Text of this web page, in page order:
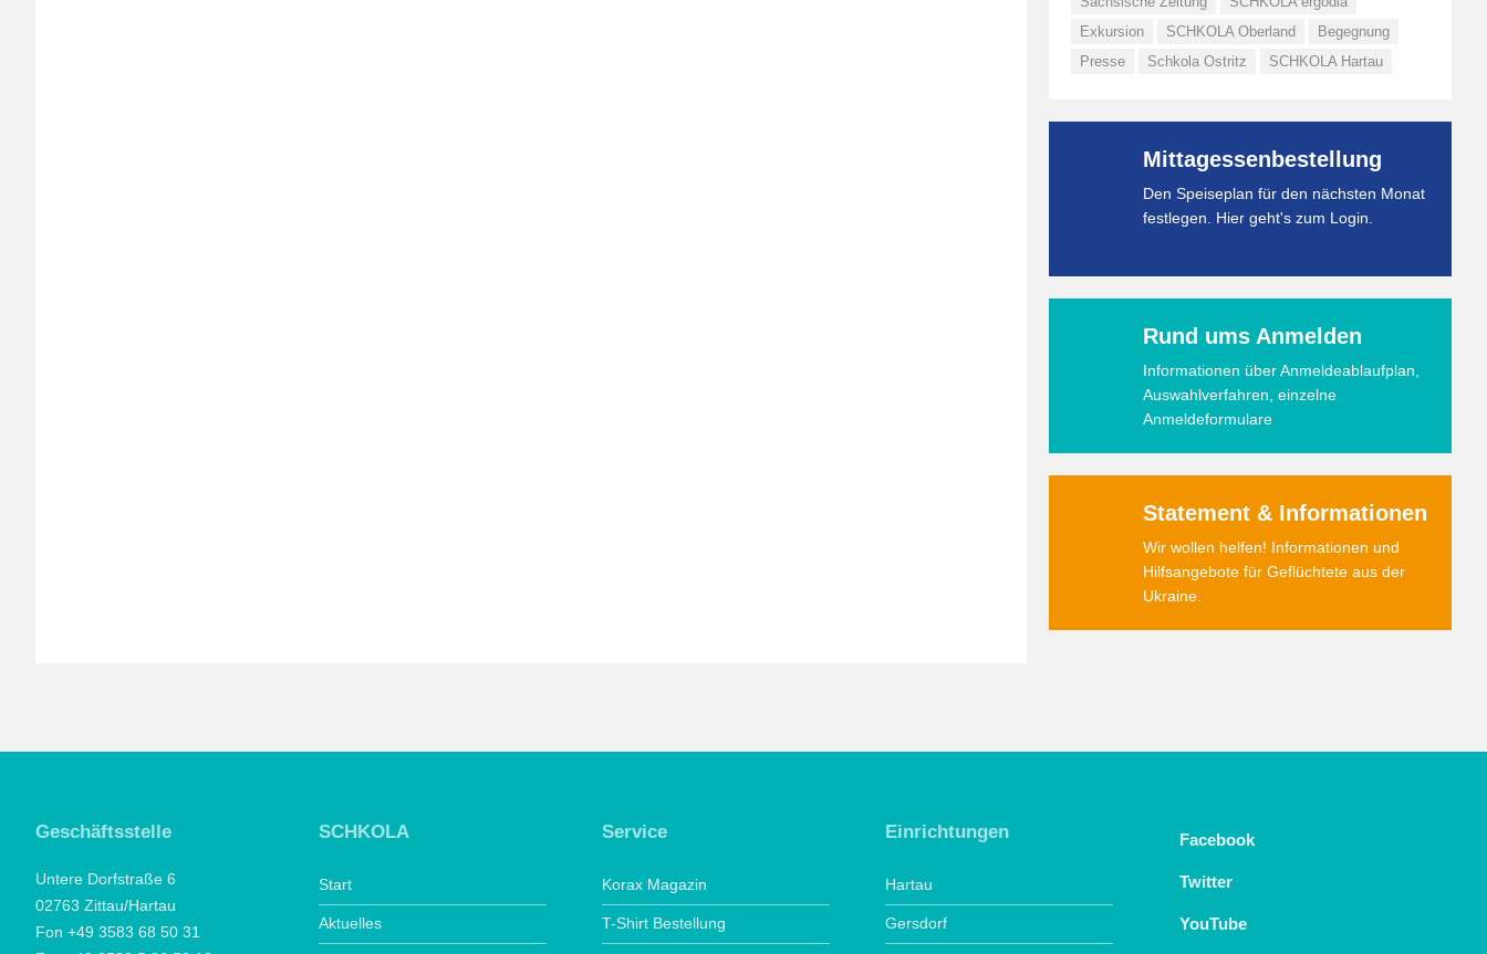
Exkursion
SCHKOLA Oberland
Begegnung
Presse
Schkola Ostritz SCHKOLA Hartau
Mittagessenbestellung
Den Speiseplan für den nächsten Monat
festlegen. Hier geht's zum Login.
Rund ums Anmelden
Informationen über Anmeldeablaufplan,
Auswahlverfahren, einzelne
Anmeldeformulare
Statement & Informationen
Wir wollen helfen! Informationen und
Hilfsangebote für Geflüchtete aus der
Ukraine.
Geschäftsstelle
Untere Dorfstraße 6
02763 Zittau/Hartau
Fon +49 3583 68 50 31
SCHKOLA
Start
Aktuelles
Service
Korax Magazin
T-Shirt Bestellung
Einrichtungen
Hartau
Gersdorf
Facebook
Twitter
YouTube